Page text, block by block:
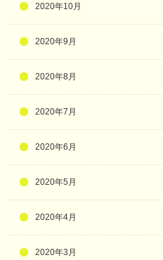
2020年10月
2020年9月
2020年8月
2020年7月
2020年6月
2020年5月
2020年4月
2020年3月